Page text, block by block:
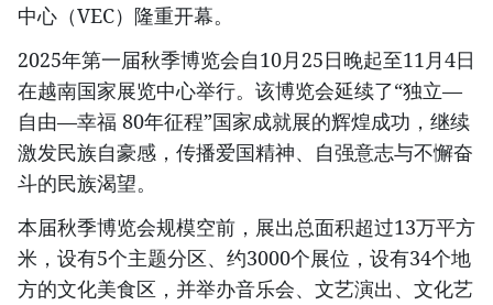
中心（VEC）隆重开幕。
2025年第一届秋季博览会自10月25日晚起至11月4日
在越南国家展览中心举行。该博览会延续了“独立—
自由—幸福 80年征程”国家成就展的辉煌成功，继续
激发民族自豪感，传播爱国精神、自强意志与不懈奋
斗的民族渴望。
本届秋季博览会规模空前，展出总面积超过13万平方
米，设有5个主题分区、约3000个展位，设有34个地
方的文化美食区，并举办音乐会、文艺演出、文化艺